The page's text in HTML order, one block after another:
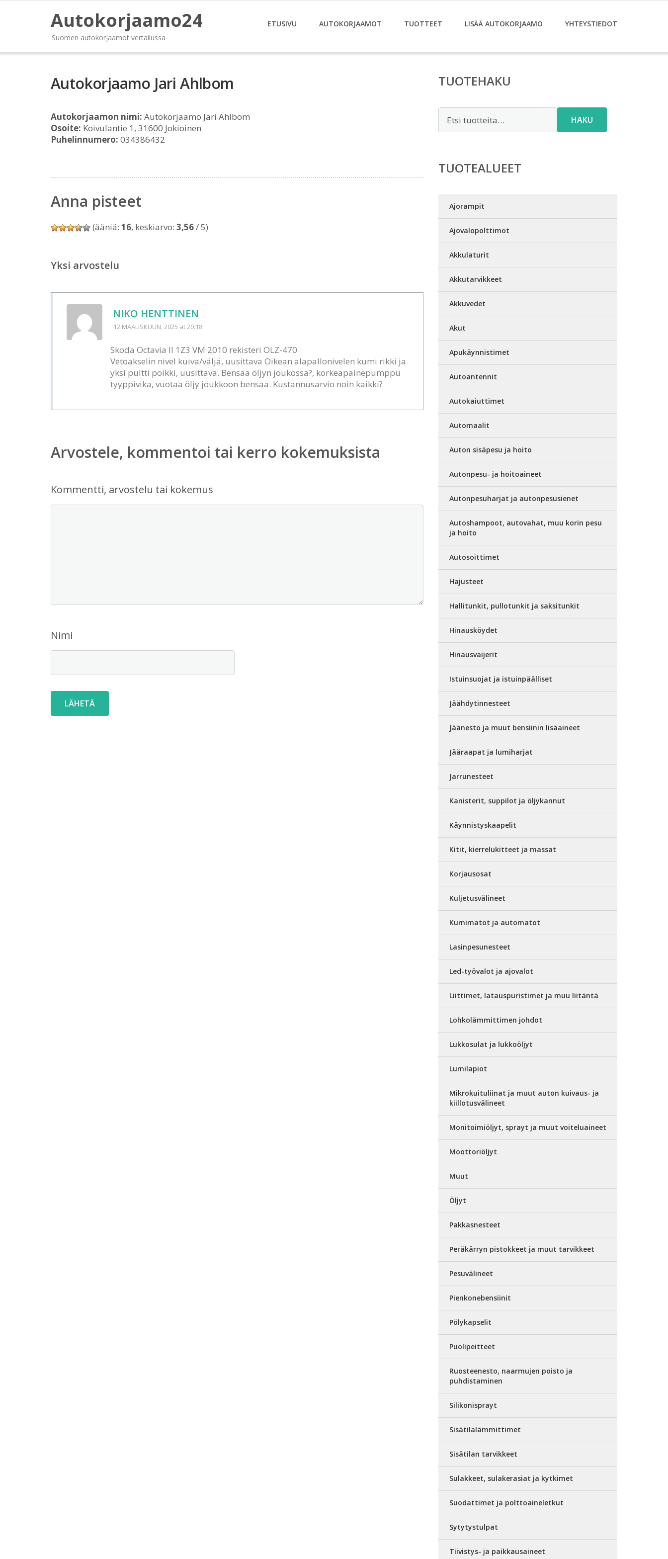
Autokorjaamo24
Suomen autokorjaamot vertailussa
ETUSIVU AUTOKORJAAMOT TUOTTEET LISÄÄ AUTOKORJAAMO YHTEYSTIEDOT
Autokorjaamo Jari Ahlbom
Autokorjaamon nimi: Autokorjaamo Jari Ahlbom
Osoite: Koivulantie 1, 31600 Jokioinen
Puhelinnumero: 034386432
Anna pisteet
(ääniä: 16, keskiarvo: 3,56/ 5)
Yksi arvostelu
NIKO HENTTINEN
12 MAALISKUUN, 2025 at 20:18
Skoda Octavia II 1Z3 VM 2010 rekisteri OLZ-470
Vetoakselin nivel kuiva/väljä, uusittava Oikean alapallonivelen kumi rikki ja
yksi pultti poikki, uusittava. Bensaa öljyn joukossa?, korkeapainepumppu
tyyppivika, vuotaa öljy joukkoon bensaa. Kustannusarvio noin kaikki?
Arvostele, kommentoi tai kerro kokemuksista
Kommentti, arvostelu tai kokemus
Nimi
TUOTEHAKU
HAKU
TUOTEALUEET
Ajorampit
Ajovalopolttimot
Akkulaturit
Akkutarvikkeet
Akkuvedet
Akut
Apukäynnistimet
Autoantennit
Autokaiuttimet
Automaalit
Auton sisäpesu ja hoito
Autonpesu- ja hoitoaineet
Autonpesuharjat ja autonpesusienet
Autoshampoot, autovahat, muu korin pesu
ja hoito
Autosoittimet
Hajusteet
Hallitunkit, pullotunkit ja saksitunkit
Hinausköydet
Hinausvaijerit
Istuinsuojat ja istuinpäälliset
Jäähdytinnesteet
Jäänesto ja muut bensiinin lisäaineet
Jääraapat ja lumiharjat
Jarrunesteet
Kanisterit, suppilot ja öljykannut
Käynnistyskaapelit
Kitit, kierrelukitteet ja massat
Korjausosat
Kuljetusvälineet
Kumimatot ja automatot
Lasinpesunesteet
Led-työvalot ja ajovalot
Liittimet, latauspuristimet ja muu liitäntä
Lohkolämmittimen johdot
Lukkosulat ja lukkoöljyt
Lumilapiot
Mikrokuituliinat ja muut auton kuivaus- ja
kiillotusvälineet
Monitoimiöljyt, sprayt ja muut voiteluaineet
Moottoriöljyt
Muut
Öljyt
Pakkasnesteet
Peräkärryn pistokkeet ja muut tarvikkeet
Pesuvälineet
Pienkonebensiinit
Pölykapselit
Puolipeitteet
Ruosteenesto, naarmujen poisto ja
puhdistaminen
Silikonisprayt
Sisätilalämmittimet
Sisätilan tarvikkeet
Sulakkeet, sulakerasiat ja kytkimet
Suodattimet ja polttoaineletkut
Sytytystulpat
Tiivistys- ja paikkausaineet